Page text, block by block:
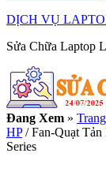
DỊCH VỤ
Sửa Chữa Laptop
Đang Xem »
HP /Fan-Quạt Tản
Series